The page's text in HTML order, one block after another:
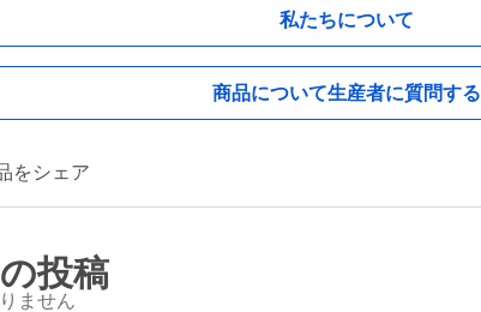
私たちについて
商品について生産者に質問する
をシェア
投稿
ません